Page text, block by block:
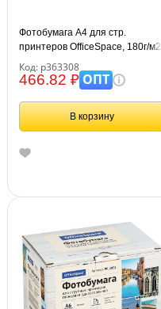
Фотобумага А4 для стр.
принтеров OfficeSpace, 180г/м2
Код: р363308
466.82 ₽ОПТ
В корзину